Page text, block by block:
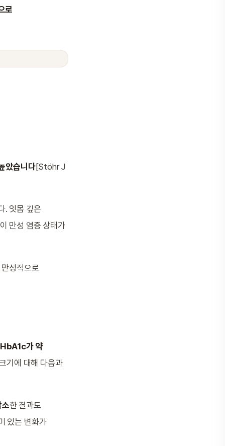
로
았습니다[Stöhr J
. 잇몸 깊은
만성 염증 상태가
성적으로
가 약
기에 대해 다음과
한 결과도
있는 변화가